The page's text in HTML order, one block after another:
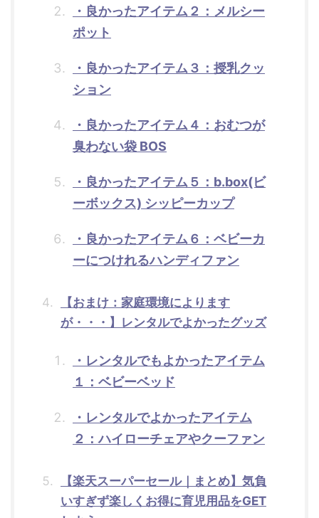
・良かったアイテム２：メルシー
ポット
・良かったアイテム３：授乳クッ
ション
・良かったアイテム４：おむつが
臭わない袋 BOS
・良かったアイテム５：b.box(ビ
ーボックス) シッピーカップ
・良かったアイテム６：ベビーカ
ーにつけれるハンディファン
【おまけ：家庭環境によります
が・・・】レンタルでよかったグッズ
・レンタルでもよかったアイテム
１：ベビーベッド
・レンタルでよかったアイテム
２：ハイローチェアやクーファン
【楽天スーパーセール｜まとめ】気負
いすぎず楽しくお得に育児用品をGET